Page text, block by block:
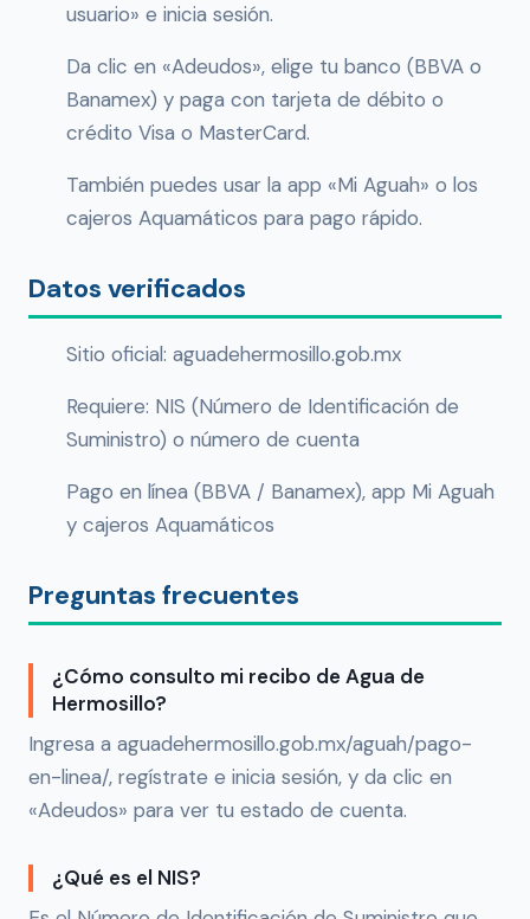
usuario» e inicia sesión.
Da clic en «Adeudos», elige tu banco (BBVA o
Banamex) y paga con tarjeta de débito o
crédito Visa o MasterCard.
También puedes usar la app «Mi Aguah» o los
cajeros Aquamáticos para pago rápido.
Datos verificados
Sitio oficial: aguadehermosillo.gob.mx
Requiere: NIS (Número de Identificación de
Suministro) o número de cuenta
Pago en línea (BBVA / Banamex), app Mi Aguah
y cajeros Aquamáticos
Preguntas frecuentes
¿Cómo consulto mi recibo de Agua de
Hermosillo?
Ingresa a aguadehermosillo.gob.mx/aguah/pago-
en-linea/, regístrate e inicia sesión, y da clic en
«Adeudos» para ver tu estado de cuenta.
¿Qué es el NIS?